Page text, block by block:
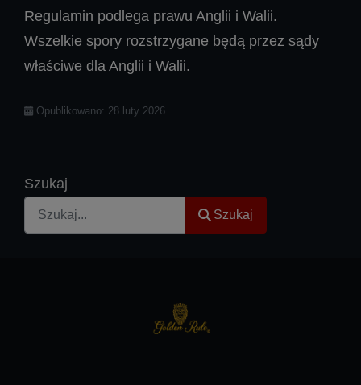
Regulamin podlega prawu Anglii i Walii.
Wszelkie spory rozstrzygane będą przez sądy
właściwe dla Anglii i Walii.
Szczegóły
Opublikowano: 28 luty 2026
Szukaj
Szukaj